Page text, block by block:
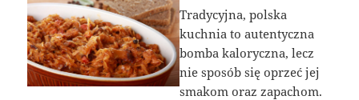
Tradycyjna, polska
kuchnia to autentyczna
bomba kaloryczna, lecz
nie sposób się oprzeć jej
smakom oraz zapachom.